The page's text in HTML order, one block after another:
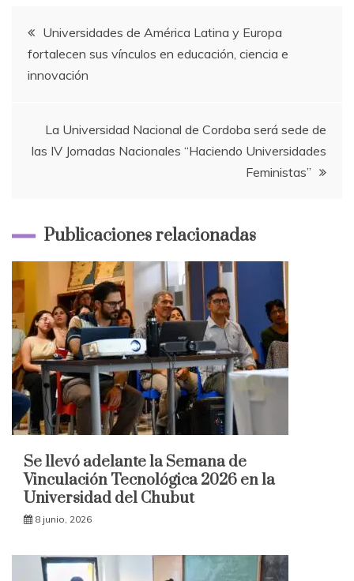
Navegación
de
Universidades de América Latina y Europa
fortalecen sus vínculos en educación, ciencia e
innovación
La Universidad Nacional de Cordoba será sede de
las IV Jornadas Nacionales “Haciendo Universidades
Feministas”
Publicaciones relacionadas
Se llevó adelante la Semana de
Vinculación Tecnológica 2026 en la
Universidad del Chubut
8 junio, 2026